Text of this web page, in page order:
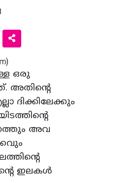
ഒരു
അതിന്റെ
ദിക്കിലേക്കും
അവ
ഇലകള്‍